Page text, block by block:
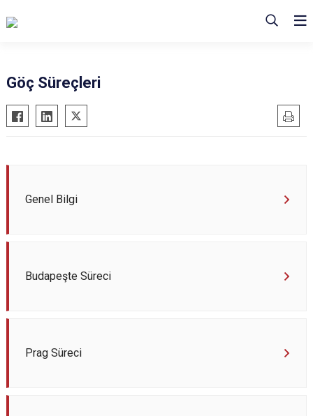
Göç Süreçleri
Genel Bilgi
Budapeşte Süreci
Prag Süreci